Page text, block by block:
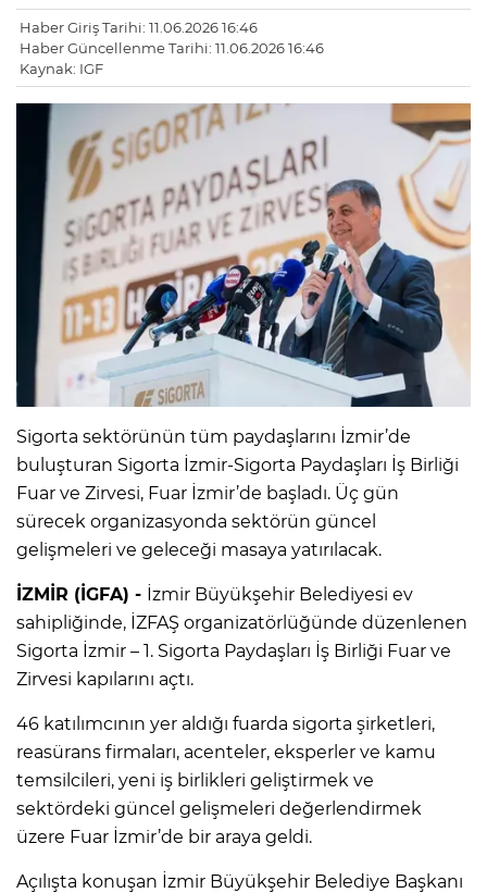
Haber Giriş Tarihi: 11.06.2026 16:46
Haber Güncellenme Tarihi: 11.06.2026 16:46
Kaynak: IGF
Sigorta sektörünün tüm paydaşlarını İzmir’de
buluşturan Sigorta İzmir-Sigorta Paydaşları İş Birliği
Fuar ve Zirvesi, Fuar İzmir’de başladı. Üç gün
sürecek organizasyonda sektörün güncel
gelişmeleri ve geleceği masaya yatırılacak.
İZMİR (İGFA) - İzmir Büyükşehir Belediyesi ev
sahipliğinde, İZFAŞ organizatörlüğünde düzenlenen
Sigorta İzmir – 1. Sigorta Paydaşları İş Birliği Fuar ve
Zirvesi kapılarını açtı.
46 katılımcının yer aldığı fuarda sigorta şirketleri,
reasürans firmaları, acenteler, eksperler ve kamu
temsilcileri, yeni iş birlikleri geliştirmek ve
sektördeki güncel gelişmeleri değerlendirmek
üzere Fuar İzmir’de bir araya geldi.
Açılışta konuşan İzmir Büyükşehir Belediye Başkanı